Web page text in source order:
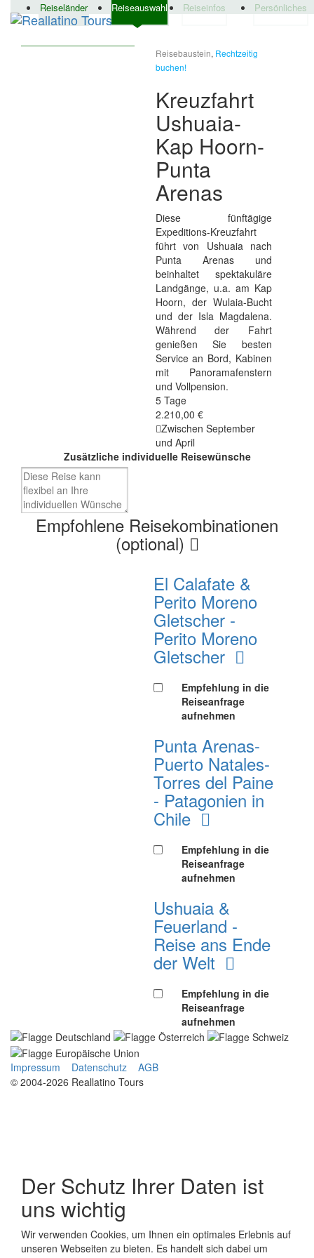
Reiseländer Reiseauswahl Reiseinfos Persönliches
Reisebaustein, Rechtzeitig
buchen!
Kreuzfahrt
Ushuaia-
Kap Hoorn-
Punta
Arenas
Diese fünftägige
Expeditions-Kreuzfahrt
führt von Ushuaia nach
Punta Arenas und
beinhaltet spektakuläre
Landgänge, u.a. am Kap
Hoorn, der Wulaia-Bucht
und der Isla Magdalena.
Während der Fahrt
genießen Sie besten
Service an Bord, Kabinen
mit Panoramafenstern
und Vollpension.
5 Tage
2.210,00 €
Zwischen September
und April
Zusätzliche individuelle Reisewünsche
Empfohlene Reisekombinationen
(optional)
El Calafate &
Perito Moreno
Gletscher -
Perito Moreno
Gletscher
Empfehlung in die
Reiseanfrage
aufnehmen
Punta Arenas-
Puerto Natales-
Torres del Paine
- Patagonien in
Chile
Empfehlung in die
Reiseanfrage
aufnehmen
Ushuaia &
Feuerland -
Reise ans Ende
der Welt
Empfehlung in die
Reiseanfrage
aufnehmen
Impressum Datenschutz
AGB
© 2004-2026 Reallatino Tours
Der Schutz Ihrer Daten ist
uns wichtig
Wir verwenden Cookies, um Ihnen ein optimales Erlebnis auf
unseren Webseiten zu bieten. Es handelt sich dabei um